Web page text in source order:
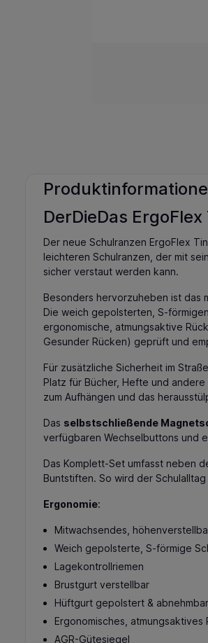
DerDieDas
Der neue Schulranzen ErgoFlex
leichteren Schulranzen, der mit
sicher verstaut werden kann.
Besonders hervorzuheben ist das
Die weich gepolsterten, S-
ergonomische, atmungsaktive
Gesunder Rücken) geprüft und
Für zusätzliche Sicherheit im
Platz für Bücher, Hefte und
zum Aufhängen und das
Das selbstschließende
verfügbaren Wechselbuttons und
Das Komplett-Set umfasst neben
Buntstiften. So wird der
Ergonomie:
Mitwachsendes,
Weich gepolsterte, S-förmige
Lagekontrollriemen
Brustgurt verstellbar
Hüftgurt gepolstert & abnehmbar
Ergonomisches, atmungsaktives
AGR-Gütesiegel